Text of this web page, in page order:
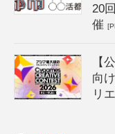
20
催
【
向
リ